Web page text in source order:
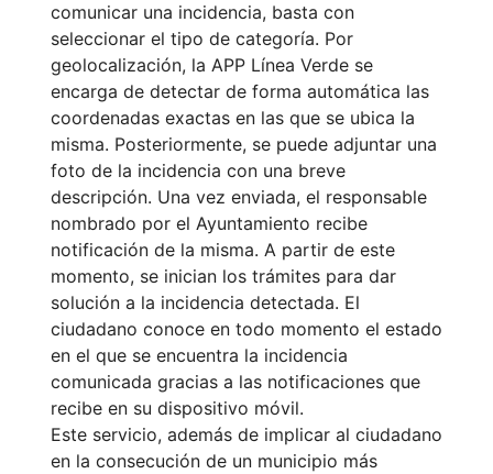
comunicar una incidencia, basta con
seleccionar el tipo de categoría. Por
geolocalización, la APP Línea Verde se
encarga de detectar de forma automática las
coordenadas exactas en las que se ubica la
misma. Posteriormente, se puede adjuntar una
foto de la incidencia con una breve
descripción. Una vez enviada, el responsable
nombrado por el Ayuntamiento recibe
notificación de la misma. A partir de este
momento, se inician los trámites para dar
solución a la incidencia detectada. El
ciudadano conoce en todo momento el estado
en el que se encuentra la incidencia
comunicada gracias a las notificaciones que
recibe en su dispositivo móvil.
Este servicio, además de implicar al ciudadano
en la consecución de un municipio más